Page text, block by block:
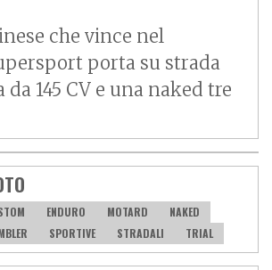
che vince nel
porta su strada
145 CV e una naked tre
ENDURO MOTARD
NAKED
SPORTIVE STRADALI TRIAL